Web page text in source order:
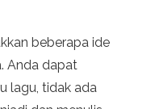
beberapa ide
Anda dapat
lagu, tidak ada